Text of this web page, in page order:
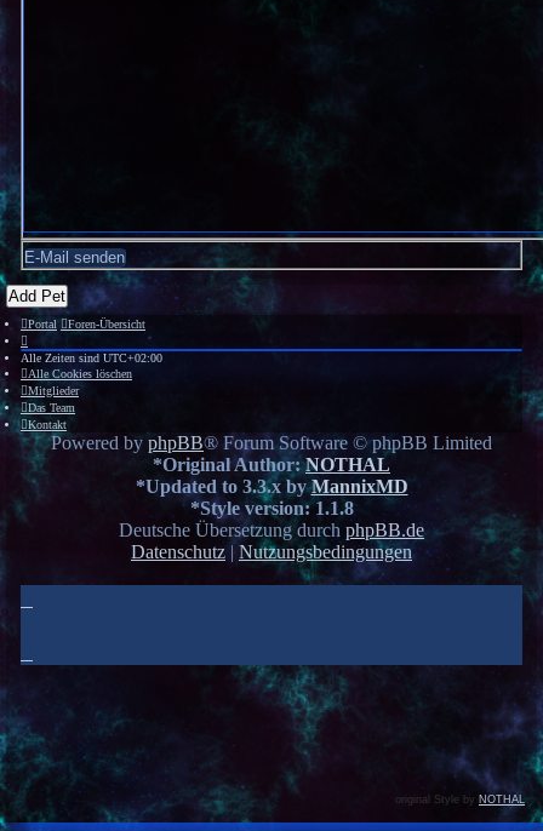
Add Pet
Portal Foren-Übersicht
Alle Zeiten sind UTC+02:00
Alle Cookies löschen
Mitglieder
Das Team
Kontakt
Powered by phpBB® Forum Software © phpBB Limited
*Original Author:NOTHAL
*Updated to 3.3.x byMannixMD
*Style version: 1.1.8
Deutsche Übersetzung durch phpBB.de
Datenschutz | Nutzungsbedingungen
original Style by NOTHAL